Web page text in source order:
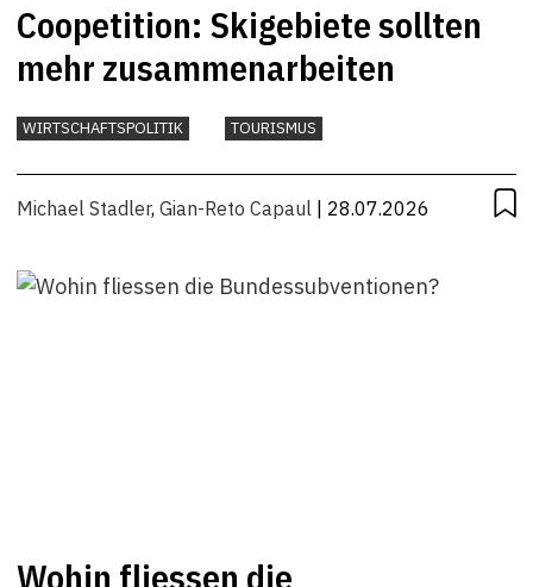
Coopetition: Skigebiete sollten
mehr zusammenarbeiten
WIRTSCHAFTSPOLITIK TOURISMUS
Michael Stadler, Gian-Reto Capaul | 28.07.2026
Wohin fliessen die